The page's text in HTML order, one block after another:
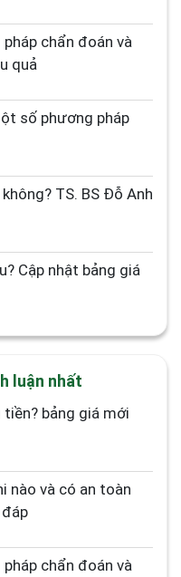
quả
luận nhất